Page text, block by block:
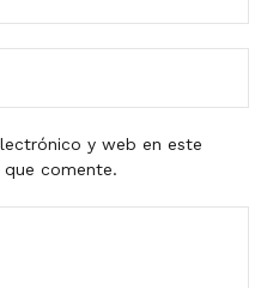
y web en este
comente.